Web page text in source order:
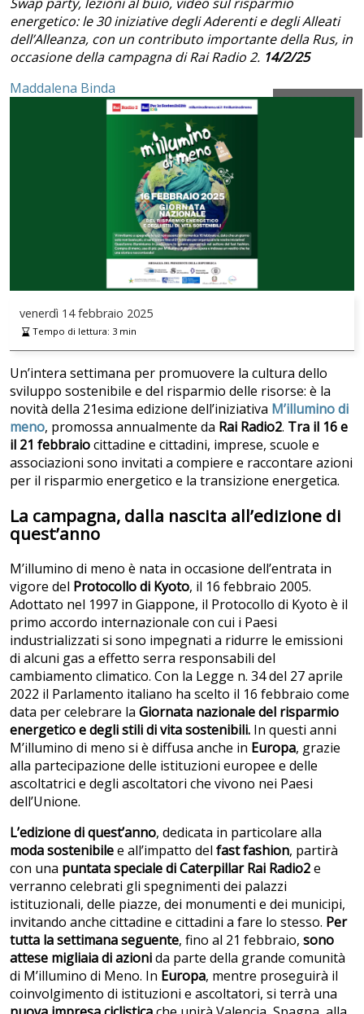
energetico: le 30 iniziative degli Aderenti e degli Alleati
dell’Alleanza, con un contributo importante della Rus, in
occasione della campagna di Rai Radio 2. 14/2/25
Maddalena Binda
venerdì 14 febbraio 2025
Tempo di lettura: 3min
Un’intera settimana per promuovere la cultura dello
sviluppo sostenibile e del risparmio delle risorse: è la
novità della 21esima edizione dell’iniziativa M’illumino di
meno, promossa annualmente da Rai Radio2. Tra il 16 e
il 21 febbraiocittadine e cittadini, imprese, scuole e
associazioni sono invitati a compiere e raccontare azioni
per il risparmio energetico e la transizione energetica.
La campagna, dalla nascita all’edizione di
quest’anno
M’illumino di meno è nata in occasione dell’entrata in
vigore del Protocollo di Kyoto, il 16 febbraio 2005.
Adottato nel 1997 in Giappone, il Protocollo di Kyoto è il
primo accordo internazionale con cui i Paesi
industrializzati si sono impegnati a ridurre le emissioni
di alcuni gas a effetto serra responsabili del
cambiamento climatico. Con la Legge n. 34 del 27 aprile
2022 il Parlamento italiano ha scelto il 16 febbraio come
data per celebrare la Giornata nazionale del risparmio
energetico e degli stili di vita sostenibili. In questi anni
M’illumino di meno si è diffusa anche in Europa, grazie
alla partecipazione delle istituzioni europee e delle
ascoltatrici e degli ascoltatori che vivono nei Paesi
dell’Unione.
L’edizione di quest’anno, dedicata in particolare alla
moda sostenibilee all’impatto del fast fashion, partirà
con una puntata speciale di Caterpillar Rai Radio2e
verranno celebrati gli spegnimenti dei palazzi
istituzionali, delle piazze, dei monumenti e dei municipi,
invitando anche cittadine e cittadini a fare lo stesso. Per
tutta la settimana seguente, fino al 21 febbraio, sono
attese migliaia di azionida parte della grande comunità
di M’illumino di Meno. In Europa, mentre proseguirà il
coinvolgimento di istituzioni e ascoltatori, si terrà una